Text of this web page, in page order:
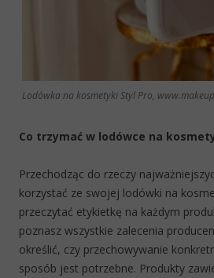
Lodówka na kosmetyki Styl Pro,
Co trzymać w lodówce na
Przechodząc do rzeczy
korzystać ze swojej lodówki na
przeczytać etykietkę na każdym
poznasz wszystkie zalecenia
określić, czy przechowywanie
sposób jest potrzebne. Produkty